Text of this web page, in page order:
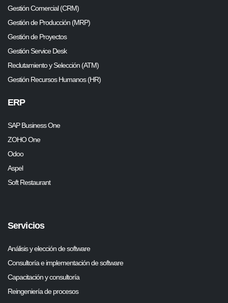
Gestión Comercial (CRM)
Gestión de Producción (MRP)
Gestión de Proyectos
Gestión Service Desk
Reclutamiento y Selección (ATM)
Gestión Recursos Humanos (HR)
ERP
SAP Business One
ZOHO One
Odoo
Aspel
Soft Restaurant
Servicios
Análisis y elección de software
Consultoría e implementación de software
Capacitación y consultoría
Reingeniería de procesos